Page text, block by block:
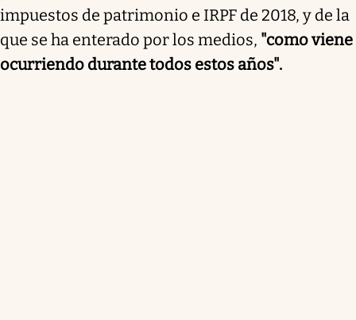
impuestos de patrimonio e IRPF de 2018, y de la
que se ha enterado por los medios, "como viene
ocurriendo durante todos estos años".